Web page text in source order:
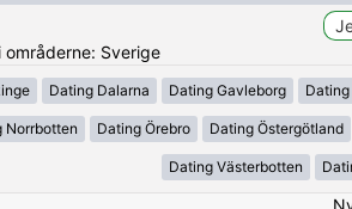
områderne: Sverige
Dating Dalarna Dating Gavleborg
Norrbotten Dating Örebro Dating Östergötland
Dating Västerbotten